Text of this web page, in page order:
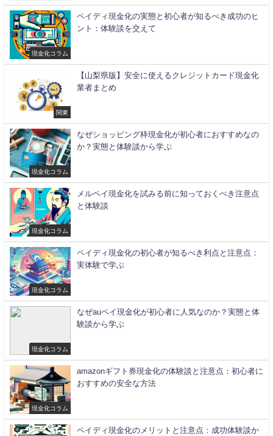
金化
現金化コラム
ペイディ現金化の実態と初心者が知るべき成功のヒ
ント：体験談を交えて
関東
【山梨県版】安全に使えるクレジットカード現金化
業者まとめ
現金化コラム
なぜショッピング枠現金化が初心者におすすめなの
か？実態と体験談から学ぶ
現金化コラム
メルペイ現金化を試みる前に知っておくべき注意点
と体験談
現金化コラム
ペイディ現金化の初心者が知るべき利点と注意点：
実体験で学ぶ
現金化コラム
なぜauペイ現金化が初心者に人気なのか？実態と体
験談から学ぶ
現金化コラム
amazonギフト券現金化の体験談と注意点：初心者に
おすすめの安全な方法
ペイディ現金化のメリットと注意点：成功体験談か